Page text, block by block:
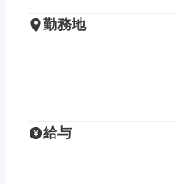
勤務地
給与